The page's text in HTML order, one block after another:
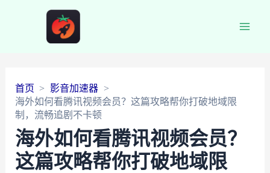
首页
影音加速器
海外如何看腾讯视频会员？这篇攻略帮你打破地域限
制，流畅追剧不卡顿
海外如何看腾讯视频会员？
这篇攻略帮你打破地域限